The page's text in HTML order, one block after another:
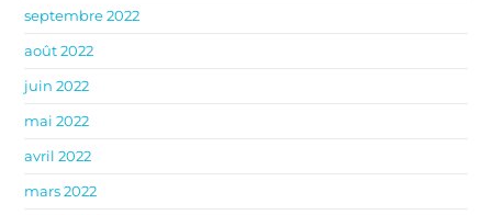
septembre 2022
août 2022
juin 2022
mai 2022
avril 2022
mars 2022